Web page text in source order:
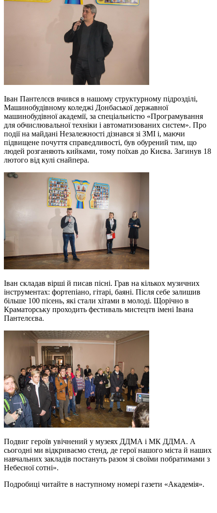
Іван Пантелєєв вчився в нашому структурному підрозділі,
Машинобудівному коледжі Донбаської державної
машинобудівної академії, за спеціальністю «Програмування
для обчислювальної техніки і автоматизованих систем». Про
події на майдані Незалежності дізнався зі ЗМІ і, маючи
підвищене почуття справедливості, був обурений тим, що
людей розганяють кийками, тому поїхав до Києва. Загинув 18
лютого від кулі снайпера.
Іван складав вірші й писав пісні. Грав на кількох музичних
інструментах: фортепіано, гітарі, баяні. Після себе залишив
більше 100 пісень, які стали хітами в молоді. Щорічно в
Краматорську проходить фестиваль мистецтв імені Івана
Пантелєєва.
Подвиг героїв увічнений у музеях ДДМА і МК ДДМА. А
сьогодні ми відкриваємо стенд, де герої нашого міста й наших
навчальних закладів постануть разом зі своїми побратимами з
Небесної сотні».
Подробиці читайте в наступному номері газети «Академія».